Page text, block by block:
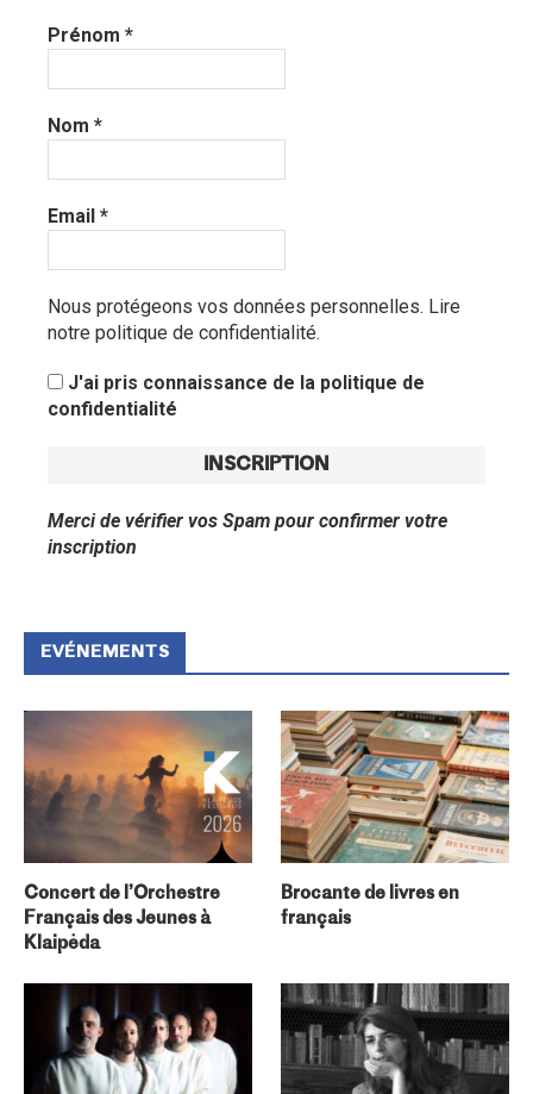
Prénom *
Nom *
Email *
Nous protégeons vos données personnelles. Lire
notre politique de confidentialité.
J'ai pris connaissance de la politique de
confidentialité
Merci de vérifier vos Spam pour confirmer votre
inscription
EVÉNEMENTS
Concert de l’Orchestre
Français des Jeunes à
Klaipėda
Brocante de livres en
français